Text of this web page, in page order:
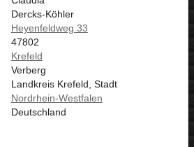
Dercks-Köhler
Heyenfeldweg 33
47802
Krefeld
Verberg
Landkreis Krefeld, Stadt
Nordrhein-Westfalen
Deutschland